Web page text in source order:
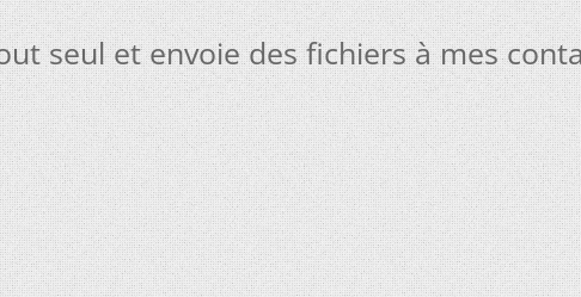
seul et envoie des fichiers à mes